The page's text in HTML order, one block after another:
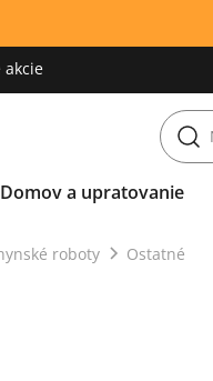
akcie
Domov a upratovanie
roboty Ostatné